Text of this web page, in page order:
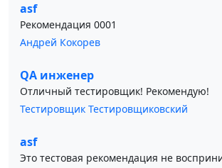
asf
Рекомендация 0001
Андрей Кокорев
QA инженер
Отличный тестировщик! Рекомендую!
Тестировщик Тестировщиковский
asf
Это тестовая рекомендация не